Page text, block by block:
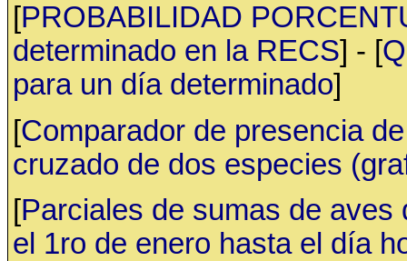
[PROBABILIDAD
determinado en la RECS] - [
para un día determinado]
[Comparador de presencia
cruzado de dos especies
[Parciales de sumas de
el 1ro de enero hasta el día